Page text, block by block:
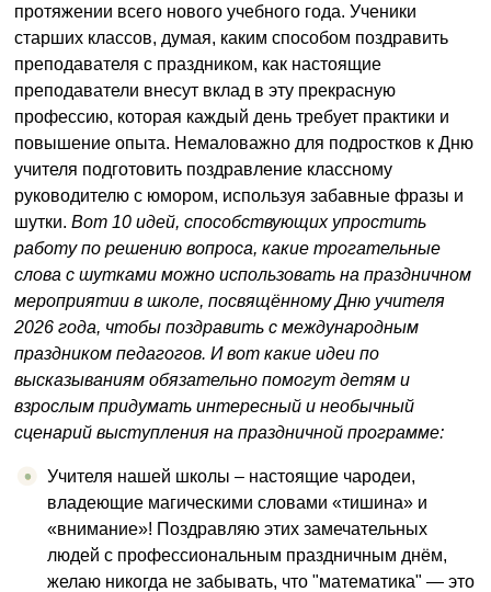
протяжении всего нового учебного года. Ученики
старших классов, думая, каким способом поздравить
преподавателя с праздником, как настоящие
преподаватели внесут вклад в эту прекрасную
профессию, которая каждый день требует практики и
повышение опыта. Немаловажно для подростков к Дню
учителя подготовить поздравление классному
руководителю с юмором, используя забавные фразы и
шутки. Вот 10 идей, способствующих упростить
работу по решению вопроса, какие трогательные
слова с шутками можно использовать на праздничном
мероприятии в школе, посвящённому Дню учителя
2026 года, чтобы поздравить с международным
праздником педагогов. И вот какие идеи по
высказываниям обязательно помогут детям и
взрослым придумать интересный и необычный
сценарий выступления на праздничной программе:
Учителя нашей школы – настоящие чародеи,
владеющие магическими словами «тишина» и
«внимание»! Поздравляю этих замечательных
людей с профессиональным праздничным днём,
желаю никогда не забывать, что "математика" — это